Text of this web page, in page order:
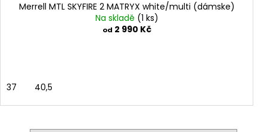
Merrell MTL SKYFIRE 2 MATRYX white/multi (dámske)
Na skladě (1 ks)
od 2 990 Kč
37 40,5